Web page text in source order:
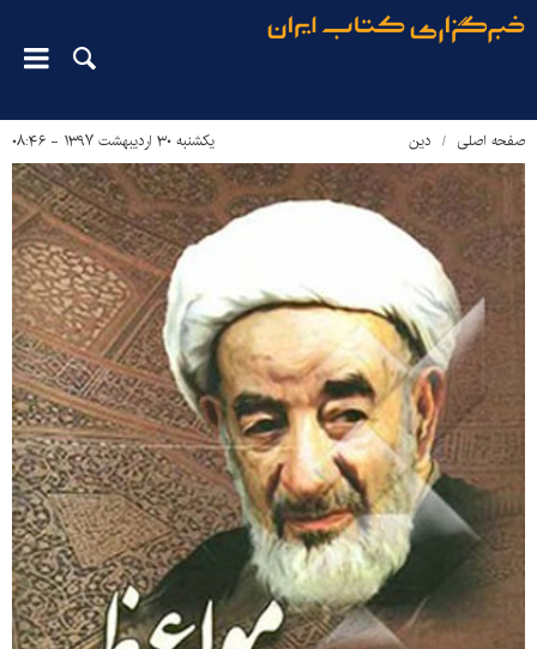
صفحه اصلی دین‌ یکشنبه ۳۰ اردیبهشت ۱۳۹۷ - ۰۸:۴۶